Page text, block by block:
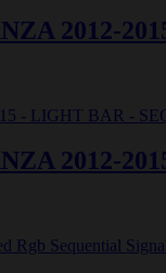
2012-
2012-